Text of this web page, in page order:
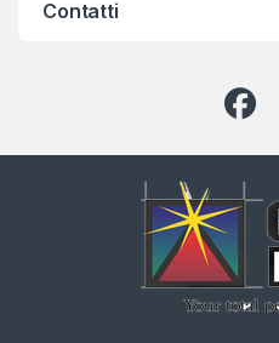
Contatti